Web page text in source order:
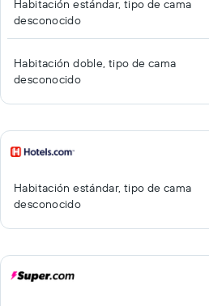
Habitación estándar, tipo de cama
desconocido
Habitación doble, tipo de cama
desconocido
Habitación estándar, tipo de cama
desconocido